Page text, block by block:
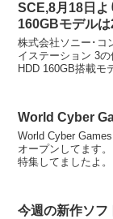
SCE,8月18日よ
160GBモデルは
株式会社ソニー･コ
イステーション 3の
HDD 160GB搭載モ
World Cyber
World Cyber
オープンしてます
特集してましたよ。 レースシムというよりレースゲームだと思いま
今週の新作ソフ